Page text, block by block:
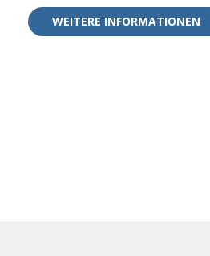
WEITERE INFORMATIONEN